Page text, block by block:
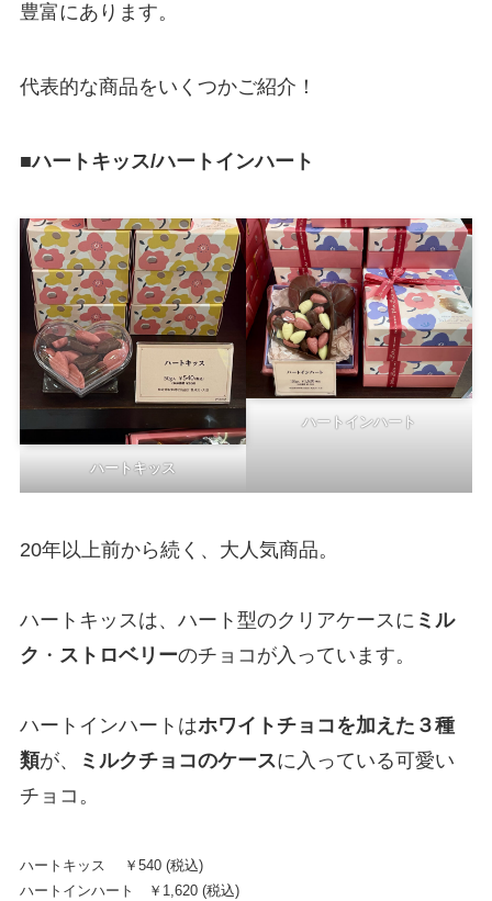
豊富にあります。
代表的な商品をいくつかご紹介！
■ハートキッス/ハートインハート
ハートキッス
ハートインハート
20年以上前から続く、大人気商品。
ハートキッスは、ハート型のクリアケースに ミル
ク ・ ストロベリーのチョコが入っています。
ハートインハートはホワイトチョコを加えた３種
類が、 ミルクチョコのケースに入っている可愛い
チョコ。
ハートキッス ￥540 (税込)
ハートインハート ￥1,620 (税込)